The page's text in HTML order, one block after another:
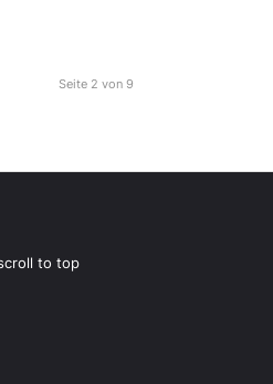
Seite 2 von 9
to top